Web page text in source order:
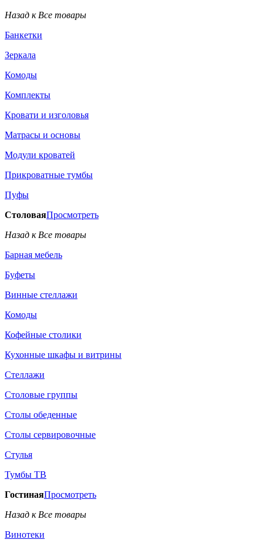
Назад к Все товары
Банкетки
Зеркала
Комоды
Комплекты
Кровати и изголовья
Матрасы и основы
Модули кроватей
Прикроватные тумбы
Пуфы
СтоловаяПросмотреть
Назад к Все товары
Барная мебель
Буфеты
Винные стеллажи
Комоды
Кофейные столики
Кухонные шкафы и витрины
Стеллажи
Столовые группы
Столы обеденные
Столы сервировочные
Стулья
Тумбы ТВ
ГостинаяПросмотреть
Назад к Все товары
Винотеки